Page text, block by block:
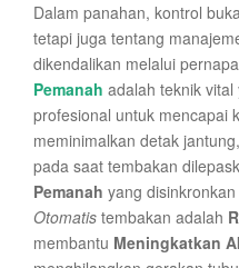
Dalam panahan, kontrol
tetapi juga tentang
dikendalikan melalui
Pemanah adalah teknik
profesional untuk mencapai
meminimalkan detak
pada saat tembakan
Pemanah yang
Otomatis tembakan adalah
membantu Meningkatkan